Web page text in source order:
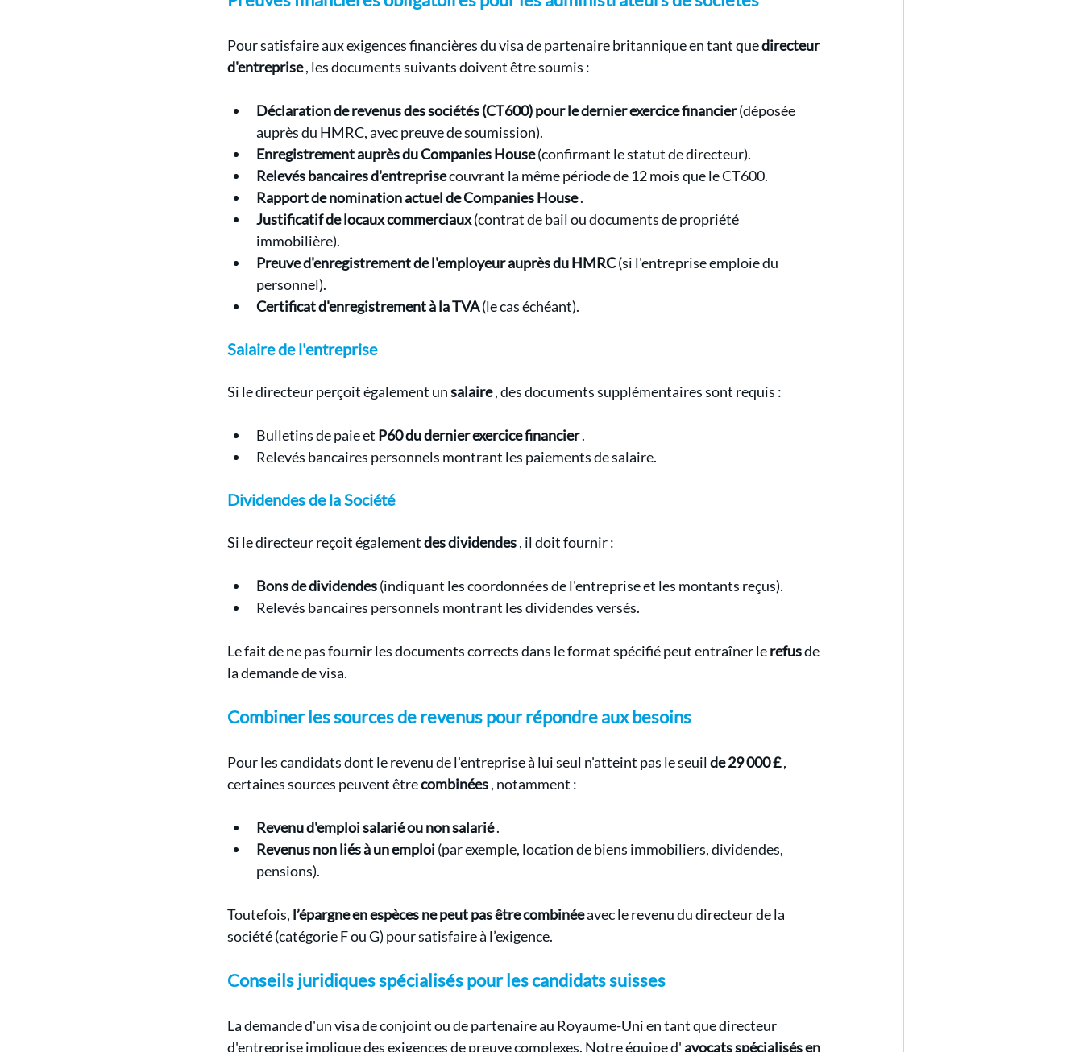
Pour satisfaire aux exigences financières du visa de partenaire britannique en tant que directeur
d'entreprise , les documents suivants doivent être soumis :
Déclaration de revenus des sociétés (CT600) pour le dernier exercice financier (déposée
auprès du HMRC, avec preuve de soumission).
Enregistrement auprès du Companies House (confirmant le statut de directeur).
Relevés bancaires d'entreprise couvrant la même période de 12 mois que le CT600.
Rapport de nomination actuel de Companies House .
Justificatif de locaux commerciaux (contrat de bail ou documents de propriété
immobilière).
Preuve d'enregistrement de l'employeur auprès du HMRC (si l'entreprise emploie du
personnel).
Certificat d'enregistrement à la TVA (le cas échéant).
Salaire de l'entreprise
Si le directeur perçoit également un salaire , des documents supplémentaires sont requis :
Bulletins de paie et P60 du dernier exercice financier .
Relevés bancaires personnels montrant les paiements de salaire.
Dividendes de la Société
Si le directeur reçoit également des dividendes , il doit fournir :
Bons de dividendes (indiquant les coordonnées de l'entreprise et les montants reçus).
Relevés bancaires personnels montrant les dividendes versés.
Le fait de ne pas fournir les documents corrects dans le format spécifié peut entraîner le refus de
la demande de visa.
Combiner les sources de revenus pour répondre aux besoins
Pour les candidats dont le revenu de l'entreprise à lui seul n'atteint pas le seuil de 29 000 £ ,
certaines sources peuvent être combinées , notamment :
Revenu d'emploi salarié ou non salarié .
Revenus non liés à un emploi (par exemple, location de biens immobiliers, dividendes,
pensions).
Toutefois, l’épargne en espèces ne peut pas être combinée avec le revenu du directeur de la
société (catégorie F ou G) pour satisfaire à l’exigence.
Conseils juridiques spécialisés pour les candidats suisses
La demande d'un visa de conjoint ou de partenaire au Royaume-Uni en tant que directeur
d'entreprise implique des exigences de preuve complexes. Notre équipe d' avocats spécialisés en